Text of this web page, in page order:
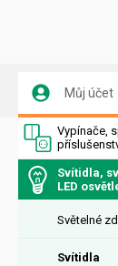
Můj účet
Vypínače,
Svítidla,
LED
Světelné
Svítidla